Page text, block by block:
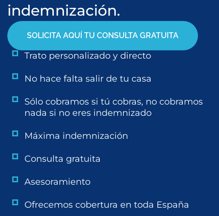
indemnización.
SOLICITA AQUÍ TU CONSULTA GRATUITA
Trato personalizado y directo
No hace falta salir de tu casa
Sólo cobramos si tú cobras, no cobramos
nada si no eres indemnizado
Máxima indemnización
Consulta gratuita
Asesoramiento
Ofrecemos cobertura en toda España